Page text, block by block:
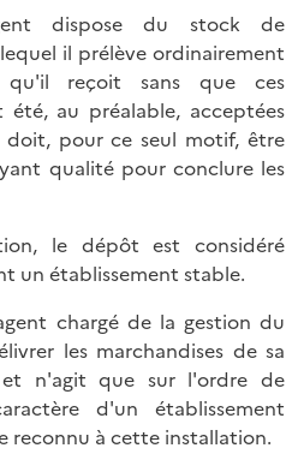
dispose du stock de
il prélève ordinairement
qu'il reçoit sans que ces
été, au préalable, acceptées
doit, pour ce seul motif, être
qualité pour conclure les
le dépôt est considéré
un établissement stable.
chargé de la gestion du
les marchandises de sa
n'agit que sur l'ordre de
d'un établissement
reconnu à cette installation.